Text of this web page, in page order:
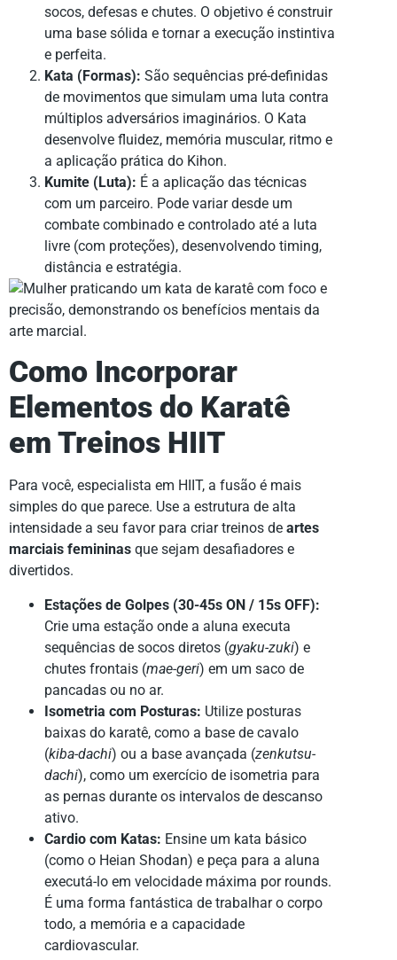
socos, defesas e chutes. O objetivo é construir
uma base sólida e tornar a execução instintiva
e perfeita.
Kata (Formas): São sequências pré-definidas
de movimentos que simulam uma luta contra
múltiplos adversários imaginários. O Kata
desenvolve fluidez, memória muscular, ritmo e
a aplicação prática do Kihon.
Kumite (Luta): É a aplicação das técnicas
com um parceiro. Pode variar desde um
combate combinado e controlado até a luta
livre (com proteções), desenvolvendo timing,
distância e estratégia.
Como Incorporar
Elementos do Karatê
em Treinos HIIT
Para você, especialista em HIIT, a fusão é mais
simples do que parece. Use a estrutura de alta
intensidade a seu favor para criar treinos de artes
marciais femininas que sejam desafiadores e
divertidos.
Estações de Golpes (30-45s ON / 15s OFF):
Crie uma estação onde a aluna executa
sequências de socos diretos (gyaku-zuki) e
chutes frontais (mae-geri) em um saco de
pancadas ou no ar.
Isometria com Posturas: Utilize posturas
baixas do karatê, como a base de cavalo
(kiba-dachi) ou a base avançada (zenkutsu-
dachi), como um exercício de isometria para
as pernas durante os intervalos de descanso
ativo.
Cardio com Katas: Ensine um kata básico
(como o Heian Shodan) e peça para a aluna
executá-lo em velocidade máxima por rounds.
É uma forma fantástica de trabalhar o corpo
todo, a memória e a capacidade
cardiovascular.